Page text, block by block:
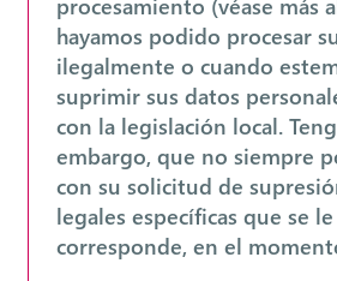
hayamos podido procesar
ilegalmente o cuando
suprimir sus datos
con la legislación local.
embargo, que no siempre
con su solicitud de
legales específicas que se
corresponde, en el